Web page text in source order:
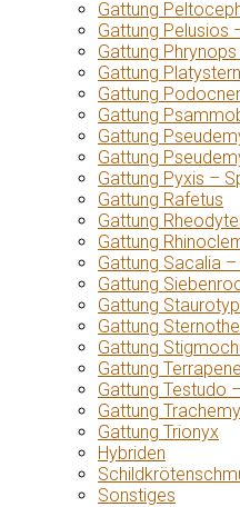
Gattung
Gattung Pelusios
Gattung
Gattung
Gattung
Gattung
Gattung
Gattung
Gattung Pyxis –
Gattung Rafetus
Gattung
Gattung
Gattung Sacalia
Gattung
Gattung
Gattung
Gattung
Gattung
Gattung Testudo
Gattung
Gattung Trionyx
Hybriden
Sonstiges